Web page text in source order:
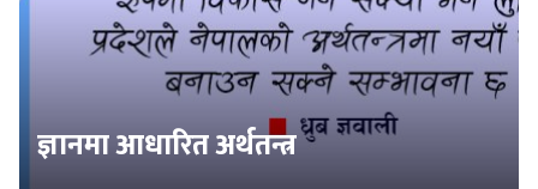
ज्ञानमा आधारित अर्थतन्त्र